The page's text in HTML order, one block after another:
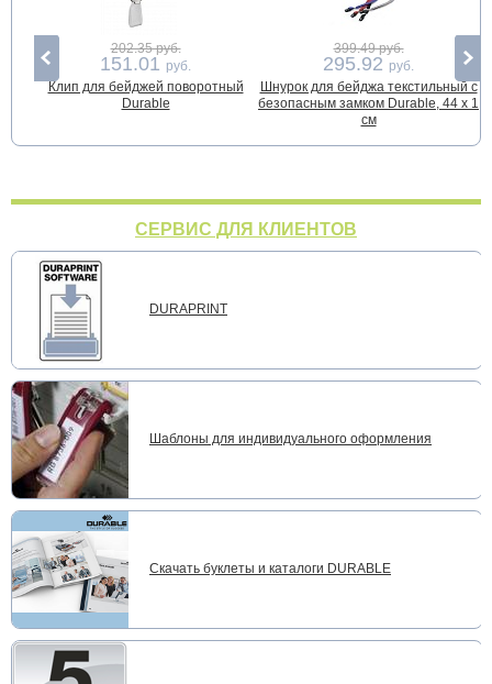
202.35 руб.
151.01 руб.
Клип для бейджей поворотный
Durable
399.49 руб.
295.92 руб.
Шнурок для бейджа текстильный c
безопасным замком Durable, 44 х 1
см
СЕРВИС ДЛЯ КЛИЕНТОВ
DURAPRINT
Шаблоны для индивидуального оформления
Скачать буклеты и каталоги DURABLE